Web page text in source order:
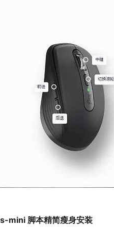
mini 脚本精简瘦身安装